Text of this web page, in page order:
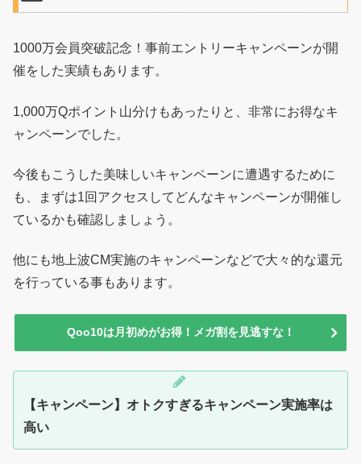
1000万会員突破記念！事前エントリーキャンペーンが開
催をした実績もあります。
1,000万Qポイント山分けもあったりと、非常にお得なキ
ャンペーンでした。
今後もこうした美味しいキャンペーンに遭遇するために
も、まずは1回アクセスしてどんなキャンペーンが開催し
ているかも確認しましょう。
他にも地上波CM実施のキャンペーンなどで大々的な還元
を行っている事もあります。
Qoo10は月初めがお得！メガ割を見逃すな！
【キャンペーン】オトクすぎるキャンペーン実施率は
高い